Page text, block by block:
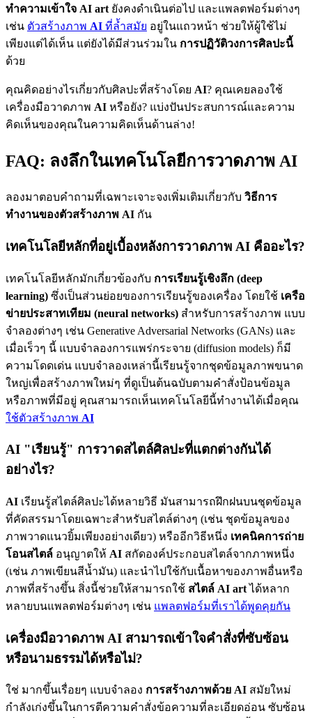
ทำความเข้าใจ AI art ยังคงดำเนินต่อไป และแพลตฟอร์มต่างๆ
เช่น ตัวสร้างภาพ AI ที่ล้ำสมัย อยู่ในแถวหน้า ช่วยให้ผู้ใช้ไม่
เพียงแต่ได้เห็น แต่ยังได้มีส่วนร่วมใน การปฏิวัติวงการศิลปะนี้
ด้วย
คุณคิดอย่างไรเกี่ยวกับศิลปะที่สร้างโดย AI? คุณเคยลองใช้
เครื่องมือวาดภาพ AI หรือยัง? แบ่งปันประสบการณ์และความ
คิดเห็นของคุณในความคิดเห็นด้านล่าง!
FAQ: ลงลึกในเทคโนโลยีการวาดภาพ AI
ลองมาตอบคำถามที่เฉพาะเจาะจงเพิ่มเติมเกี่ยวกับ วิธีการ
ทำงานของตัวสร้างภาพ AI กัน
เทคโนโลยีหลักที่อยู่เบื้องหลังการวาดภาพ AI คืออะไร?
เทคโนโลยีหลักมักเกี่ยวข้องกับ การเรียนรู้เชิงลึก (deep
learning) ซึ่งเป็นส่วนย่อยของการเรียนรู้ของเครื่อง โดยใช้ เครือ
ข่ายประสาทเทียม (neural networks) สำหรับการสร้างภาพ แบบ
จำลองต่างๆ เช่น Generative Adversarial Networks (GANs) และ
เมื่อเร็วๆ นี้ แบบจำลองการแพร่กระจาย (diffusion models) ก็มี
ความโดดเด่น แบบจำลองเหล่านี้เรียนรู้จากชุดข้อมูลภาพขนาด
ใหญ่เพื่อสร้างภาพใหม่ๆ ที่ดูเป็นต้นฉบับตามคำสั่งป้อนข้อมูล
หรือภาพที่มีอยู่ คุณสามารถเห็นเทคโนโลยีนี้ทำงานได้เมื่อคุณ
ใช้ตัวสร้างภาพ AI
AI "เรียนรู้" การวาดสไตล์ศิลปะที่แตกต่างกันได้
อย่างไร?
AI เรียนรู้สไตล์ศิลปะได้หลายวิธี มันสามารถฝึกฝนบนชุดข้อมูล
ที่คัดสรรมาโดยเฉพาะสำหรับสไตล์ต่างๆ (เช่น ชุดข้อมูลของ
ภาพวาดแนวยิ้มเพียงอย่างเดียว) หรืออีกวิธีหนึ่ง เทคนิคการถ่าย
โอนสไตล์ อนุญาตให้ AI สกัดองค์ประกอบสไตล์จากภาพหนึ่ง
(เช่น ภาพเขียนสีน้ำมัน) และนำไปใช้กับเนื้อหาของภาพอื่นหรือ
ภาพที่สร้างขึ้น สิ่งนี้ช่วยให้สามารถใช้ สไตล์ AI artได้หลาก
หลายบนแพลตฟอร์มต่างๆ เช่น แพลตฟอร์มที่เราได้พูดคุยกัน
เครื่องมือวาดภาพ AI สามารถเข้าใจคำสั่งที่ซับซ้อน
หรือนามธรรมได้หรือไม่?
ใช่ มากขึ้นเรื่อยๆ แบบจำลอง การสร้างภาพด้วย AI สมัยใหม่
กำลังเก่งขึ้นในการตีความคำสั่งข้อความที่ละเอียดอ่อน ซับซ้อน